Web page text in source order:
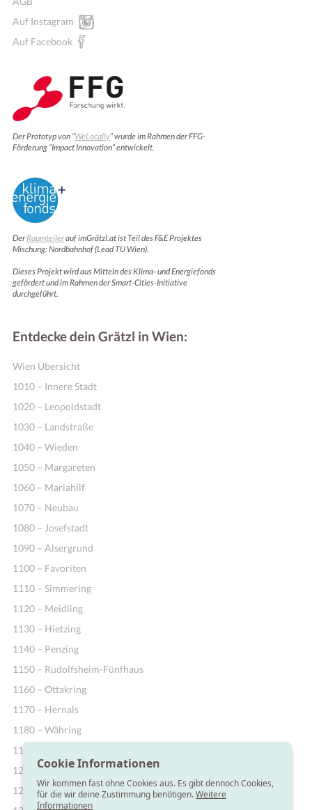
Auf Instagram
Auf Facebook
Der Prototyp von “WeLocally” wurde im Rahmen der FFG-
Förderung “Impact Innovation” entwickelt.
DerRaumteilerauf imGrätzl.at ist Teil des F&E Projektes
Mischung: Nordbahnhof (Lead TU Wien).
Dieses Projekt wird aus Mitteln des Klima- und Energiefonds
gefördert und im Rahmen der Smart-Cities-Initiative
durchgeführt.
Entdecke dein Grätzl in Wien:
Wien Übersicht
1010 – Innere Stadt
1020 – Leopoldstadt
1030 – Landstraße
1040 – Wieden
1050 – Margareten
1060 – Mariahilf
1070 – Neubau
1080 – Josefstadt
1090 – Alsergrund
1100 – Favoriten
1110 – Simmering
1120 – Meidling
1130 – Hietzing
1140 – Penzing
1150 – Rudolfsheim-Fünfhaus
1160 – Ottakring
1170 – Hernals
1180 – Währing
1190 – Döbling
1200 – Brigittenau
1210 – Floridsdorf
Cookie Informationen
Wir kommen fast ohne Cookies aus. Es gibt dennoch Cookies,
für die wir deine Zustimmung benötigen.Weitere
Informationen